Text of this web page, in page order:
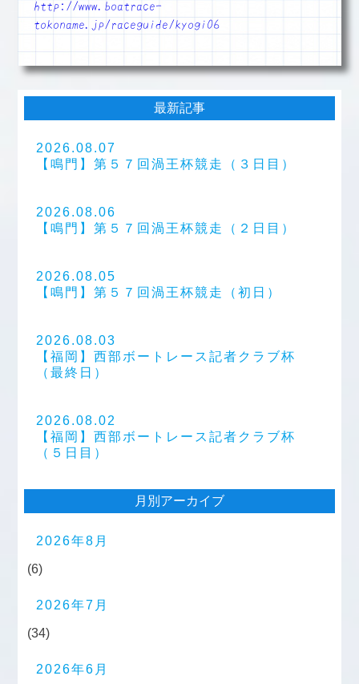
http://www.boatrace-
tokoname.jp/raceguide/kyogi06
最新記事
2026.08.07
【鳴門】第５７回渦王杯競走（３日目）
2026.08.06
【鳴門】第５７回渦王杯競走（２日目）
2026.08.05
【鳴門】第５７回渦王杯競走（初日）
2026.08.03
【福岡】西部ボートレース記者クラブ杯
（最終日）
2026.08.02
【福岡】西部ボートレース記者クラブ杯
（５日目）
月別アーカイブ
2026年8月
(6)
2026年7月
(34)
2026年6月